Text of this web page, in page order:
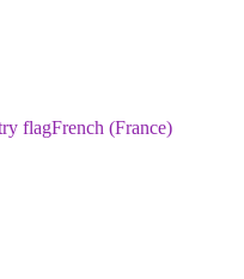
French (France)‎